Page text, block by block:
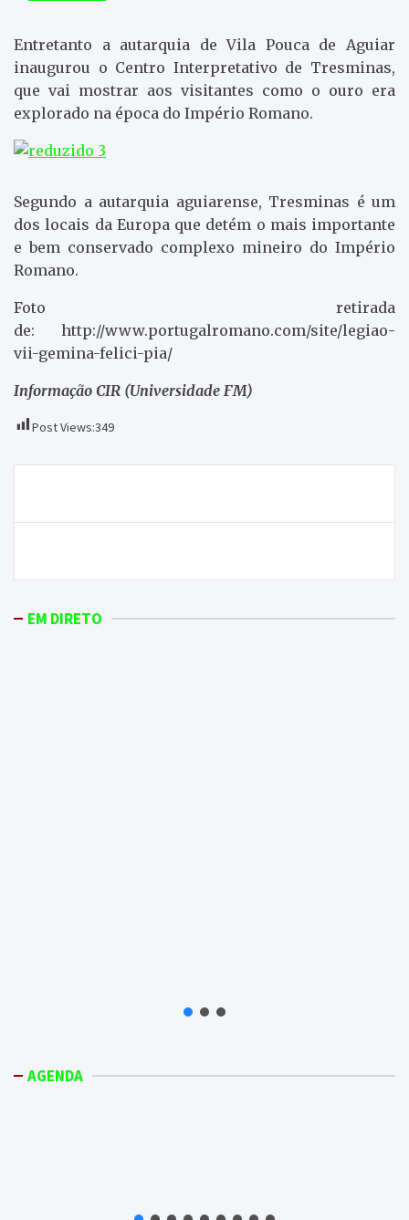
Entretanto a autarquia de Vila Pouca de Aguiar
inaugurou o Centro Interpretativo de Tresminas,
que vai mostrar aos visitantes como o ouro era
explorado na época do Império Romano.
Segundo a autarquia aguiarense, Tresminas é um
dos locais da Europa que detém o mais importante
e bem conservado complexo mineiro do Império
Romano.
Foto retirada
de: http://www.portugalromano.com/site/legiao-
vii-gemina-felici-pia/
Informação CIR (Universidade FM)
Post Views:349
EM DIRETO
AGENDA